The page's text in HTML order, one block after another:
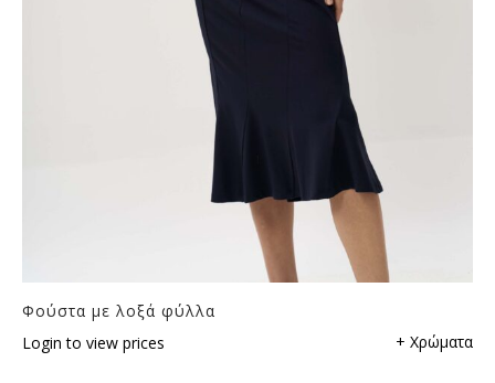
Φούστα με λοξά φύλλα
Login to view prices
+ Χρώματα